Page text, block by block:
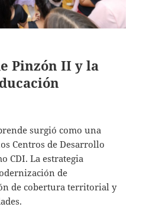
Pinzón II y la
surgió como una
Centros de Desarrollo
CDI. La estrategia
de
de cobertura territorial y